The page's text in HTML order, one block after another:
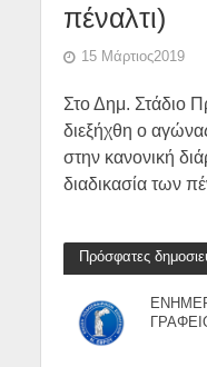
πέναλτι)
15 Μάρτιος2019
Στο Δημ. Στάδιο
διεξήχθη ο
στην κανονική
διαδικασία των
Πρόσφατες